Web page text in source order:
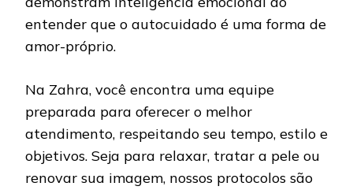
entender que o autocuidado é uma forma de
amor-próprio.
Na Zahra, você encontra uma equipe
preparada para oferecer o melhor
atendimento, respeitando seu tempo, estilo e
objetivos. Seja para relaxar, tratar a pele ou
renovar sua imagem, nossos protocolos são